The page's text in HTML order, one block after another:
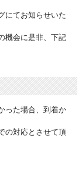
にてお知らせいた
機会に是非、下記
った場合、到着か
の対応とさせて頂